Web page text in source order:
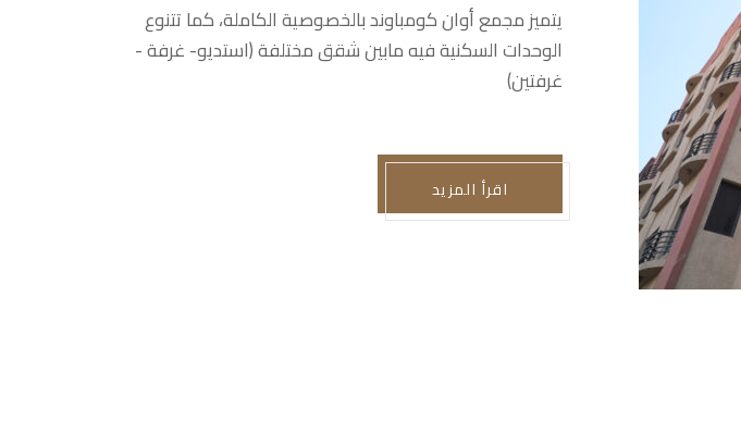
يتميز مجمع أوان كومباوند بالخصوصية الكاملة، كما تتنوع
الوحدات السكنية فيه مابين شقق مختلفة (استديو- غرفة -
غرفتين)
اقرأ المزيد